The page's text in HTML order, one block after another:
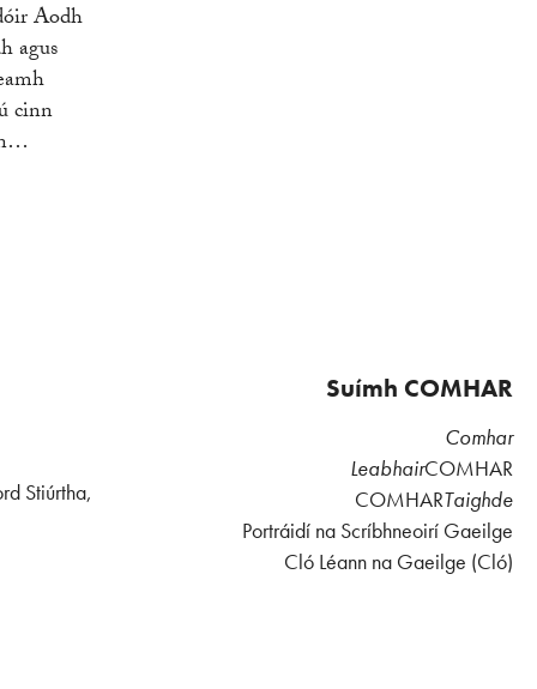
Aodh
agus
cinn
Stiúrtha,
Suímh COMHAR
Comhar
LeabhairCOMHAR
COMHARTaighde
Portráidí na Scríbhneoirí Gaeilge
Cló Léann na Gaeilge (Cló)